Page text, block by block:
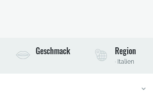
Geschmack Region
· Italien